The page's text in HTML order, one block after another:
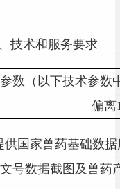
技术和服务要求
数（以下技术参数
偏离
供国家兽药基础数
号数据截图及兽药